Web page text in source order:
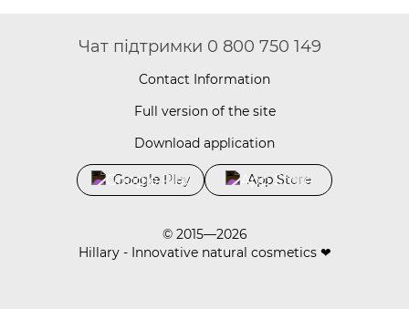
Чат підтримки 0 800 750 149
Contact Information
Full version of the site
Download application
Google Play App Store
© 2015—2026
Hillary - Innovative natural cosmetics ❤